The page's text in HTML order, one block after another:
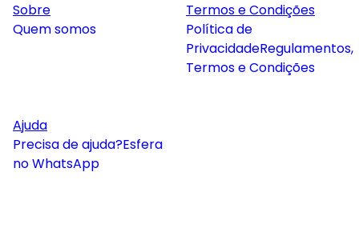
Sobre
Quem somos
Termos e Condições
Política de
PrivacidadeRegulamentos,
Termos e Condições
Ajuda
Precisa de ajuda?Esfera
no WhatsApp